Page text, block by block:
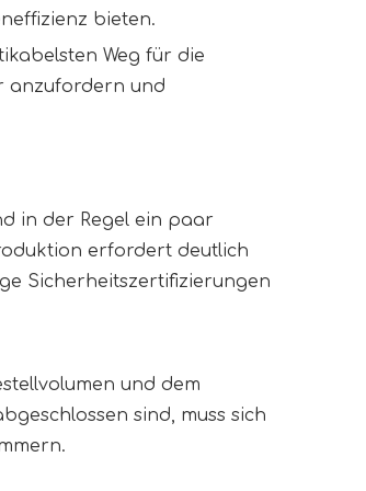
bieten.
Weg für die
anzufordern und
in der Regel ein paar
erfordert deutlich
Sicherheitszertifizierungen
und dem
sind, muss sich